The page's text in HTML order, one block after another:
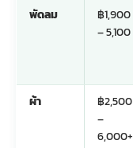
พัดลม
฿1,900
– 5,100
ผ้า
฿2,500
–
6,000+